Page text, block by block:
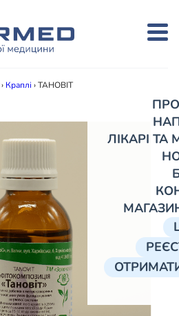
ЛІКАРІ
› Краплі ›ТАНОВІТ